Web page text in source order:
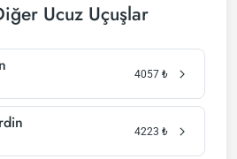
Ucuz Uçuşlar
4057 ₺
4223 ₺